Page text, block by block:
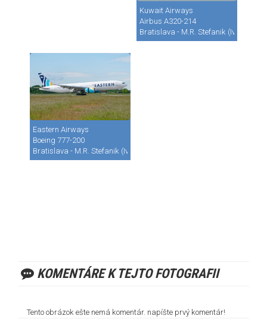
Kuwait Airways
Airbus A320-214
Bratislava - M.R. Stefanik (Ivanka)
Eastern Airways
Boeing 777-200
Bratislava - M.R. Stefanik (Ivanka) (BTS / LZIB)
KOMENTÁRE K TEJTO FOTOGRAFII
Tento obrázok ešte nemá komentár. napíšte prvý komentár!